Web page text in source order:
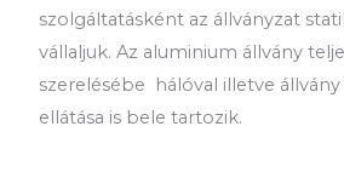
szolgáltatásként az állványzat
vállaljuk. Az aluminium állvány
szerelésébe hálóval illetve állvány
ellátása is bele tartozik.